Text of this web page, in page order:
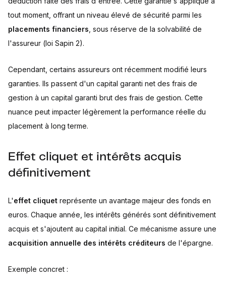
tout moment, offrant un niveau élevé de sécurité parmi les
placements financiers , sous réserve de la solvabilité de
l'assureur (loi Sapin 2).
Cependant, certains assureurs ont récemment modifié leurs
garanties. Ils passent d'un capital garanti net des frais de
gestion à un capital garanti brut des frais de gestion. Cette
nuance peut impacter légèrement la performance réelle du
placement à long terme.
Effet cliquet et intérêts acquis
définitivement
L'effet cliquet représente un avantage majeur des fonds en
euros. Chaque année, les intérêts générés sont définitivement
acquis et s'ajoutent au capital initial. Ce mécanisme assure une
acquisition annuelle des intérêts créditeurs de l'épargne.
Exemple concret :